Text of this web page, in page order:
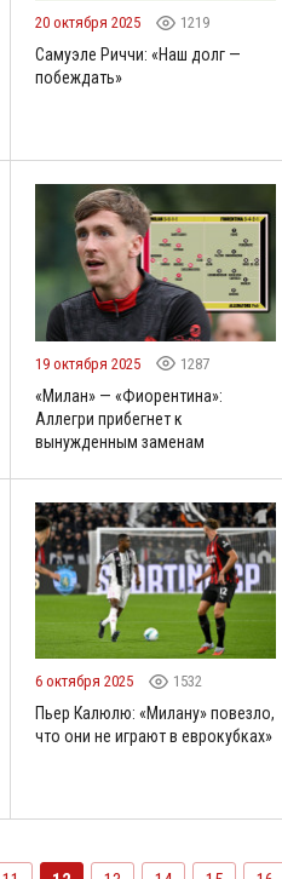
20 октября 2025 1219
Самуэле Риччи: «Наш долг —
побеждать»
19 октября 2025 1287
«Милан» — «Фиорентина»:
Аллегри прибегнет к
вынужденным заменам
6 октября 2025 1532
Пьер Калюлю: «Милану» повезло,
что они не играют в еврокубках»